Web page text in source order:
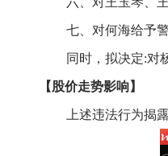
七、对何海给予
同时，拟决定:对
【股价走势影响】
上述违法行为揭